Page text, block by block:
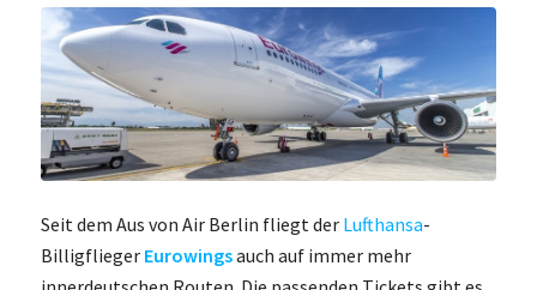
Seit dem Aus von Air Berlin fliegt der Lufthansa-
Billigflieger Eurowingsauch auf immer mehr